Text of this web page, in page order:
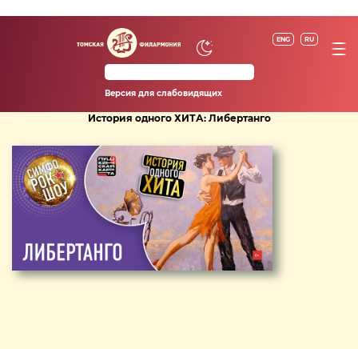
ENG RU
Версия для слабовидящих
История одного ХИТА: Либертанго